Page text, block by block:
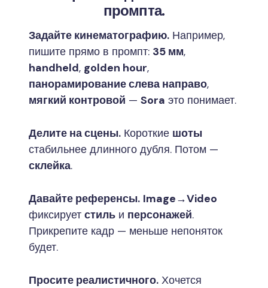
промпта.
Задайте кинематографию. Например,
пишите прямо в промпт: 35 мм,
handheld, golden hour,
панорамирование слева направо,
мягкий контровой — Sora это понимает.
Делите на сцены. Короткие шоты
стабильнее длинного дубля. Потом —
склейка.
Давайте референсы. Image→Video
фиксирует стиль и персонажей.
Прикрепите кадр — меньше непоняток
будет.
Просите реалистичного. Хочется